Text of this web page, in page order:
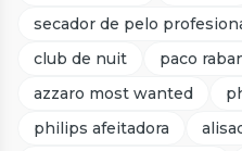
secador de pelo
club de nuit
paco
azzaro most wanted
philips afeitadora